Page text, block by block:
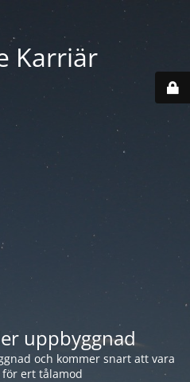
Karriär
uppbyggnad
och kommer snart att vara
för ert tålamod